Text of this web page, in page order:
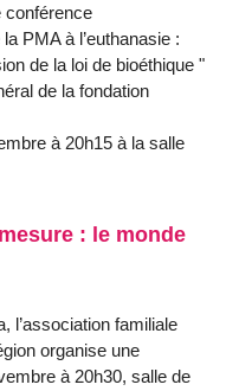
conférence
PMA à l’euthanasie :
de la loi de bioéthique "
de la fondation
à 20h15 à la salle
: le monde
l’association familiale
organise une
à 20h30, salle de